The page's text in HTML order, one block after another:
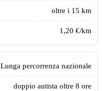
oltre i 15 km
1,20 €/km
Lunga percorrenza nazionale
doppio autista oltre 8 ore